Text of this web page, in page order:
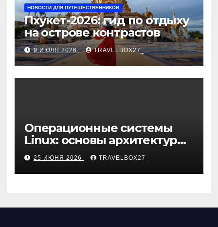
НОВОСТИ ДЛЯ ПУТЕШЕСТВЕННИКОВ
Пхукет-2026: гид по отдыху
на острове контрастов
9 ИЮЛЯ 2026 TRAVELBOX27_
Операционные системы
Linux: основы архитектуры,
компоненты и области
применения
25 ИЮНЯ 2026 TRAVELBOX27_